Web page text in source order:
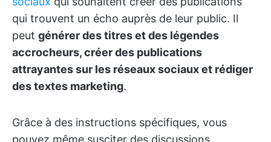
qui trouvent un écho auprès de leur public. Il
peut générer des titres et des légendes
accrocheurs, créer des publications
attrayantes sur les réseaux sociaux et rédiger
des textes marketing.
Grâce à des instructions spécifiques, vous
pouvez même susciter des discussions